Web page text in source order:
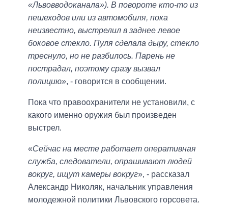
«Львовводоканала»). В повороте кто-то из
пешеходов или из автомобиля, пока
неизвестно, выстрелил в заднее левое
боковое стекло. Пуля сделала дыру, стекло
треснуло, но не разбилось. Парень не
пострадал, поэтому сразу вызвал
полицию», - говорится в сообщении.
Пока что правоохранители не установили, с
какого именно оружия был произведен
выстрел.
«Сейчас на месте работает оперативная
служба, следователи, опрашивают людей
вокруг, ищут камеры вокруг», - рассказал
Александр Николяк, начальник управления
молодежной политики Львовского горсовета.